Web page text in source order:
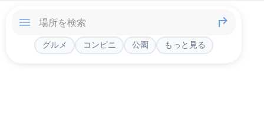
グルメ コンビニ 公園 もっと見る